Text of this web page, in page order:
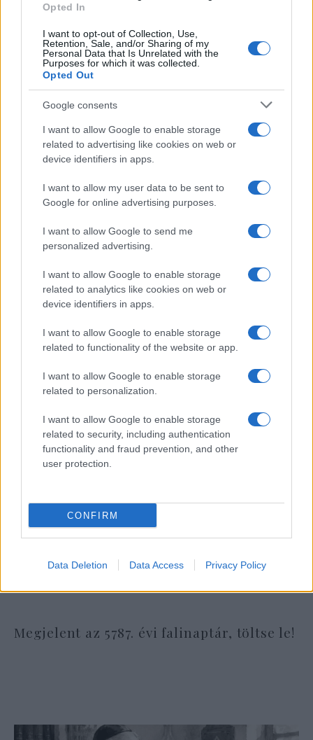
Opted In
I want to opt-out of Collection, Use,
Retention, Sale, and/or Sharing of my
Personal Data that Is Unrelated with the
Purposes for which it was collected.
Opted Out
Google consents
I want to allow Google to enable storage
related to advertising like cookies on web or
device identifiers in apps.
I want to allow my user data to be sent to
Google for online advertising purposes.
I want to allow Google to send me
personalized advertising.
I want to allow Google to enable storage
related to analytics like cookies on web or
device identifiers in apps.
I want to allow Google to enable storage
related to functionality of the website or app.
I want to allow Google to enable storage
related to personalization.
I want to allow Google to enable storage
related to security, including authentication
functionality and fraud prevention, and other
user protection.
CONFIRM
Data Deletion Data Access Privacy Policy
Lesújtva fogadtuk a hírt: meghalt a Rebbe
bizalmasa
Megjelent az 5787. évi falinaptár, töltse le!